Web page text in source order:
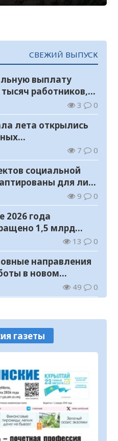
СВЕЖИЙ ВЫПУСК
выплату
работников,
труда3 0
лета открылись
7 0
социальной
для лиц
9 0
2026 года
1,5 млрд
13 0
направления
в новом
49 0
64 0
поддержку
в новые
13,9 млн тонн
эквиваленте
94
медпомощи:
газеты